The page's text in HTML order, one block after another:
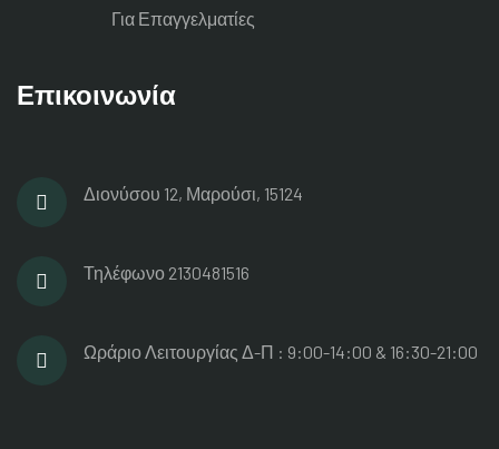
Για Επαγγελματίες
Επικοινωνία
Διονύσου 12, Μαρούσι, 15124
Τηλέφωνο 2130481516
Ωράριο Λειτουργίας Δ-Π : 9:00-14:00 & 16:30-21:00